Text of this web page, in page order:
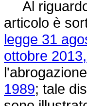
Al
articolo è
legge 31
ottobre
1989; tale